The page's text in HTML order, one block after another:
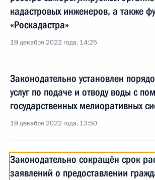
кадастровых инженеров, а также
«Роскадастра»
19 декабря 2022 года, 14:25
Законодательно установлен
услуг по подаче и отводу воды с
государственных мелиоративных
19 декабря 2022 года, 13:50
Законодательно сокращён срок
заявлений о предоставлении